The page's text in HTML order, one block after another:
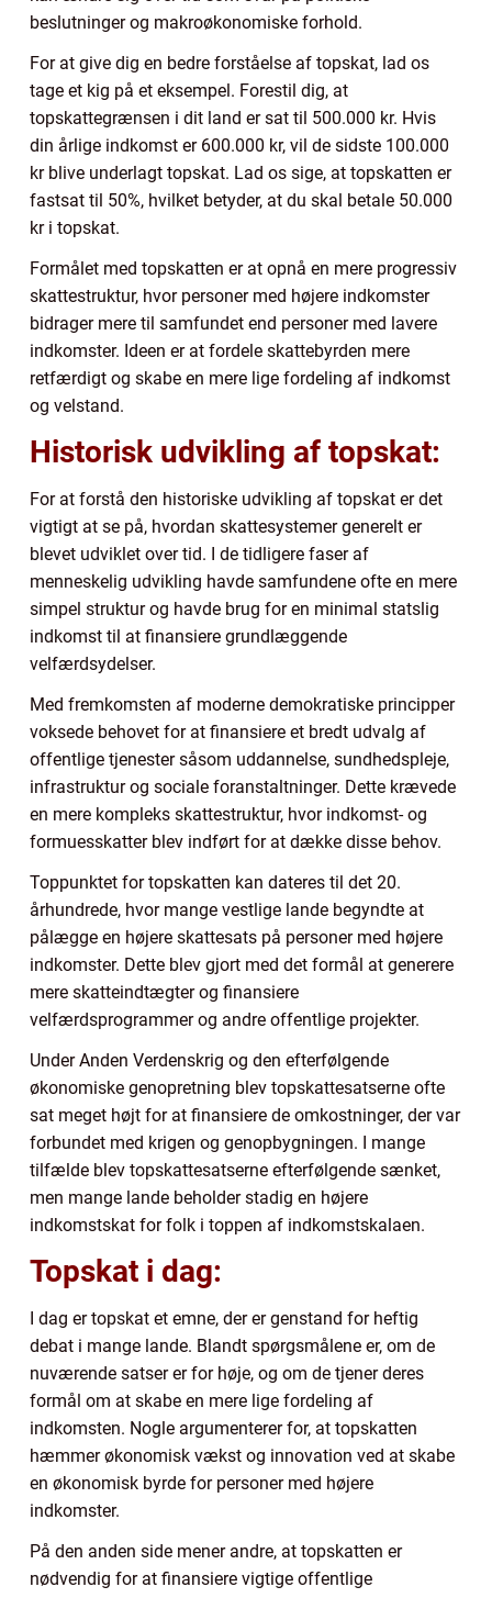
beslutninger og makroøkonomiske forhold.
For at give dig en bedre forståelse af topskat, lad os
tage et kig på et eksempel. Forestil dig, at
topskattegrænsen i dit land er sat til 500.000 kr. Hvis
din årlige indkomst er 600.000 kr, vil de sidste 100.000
kr blive underlagt topskat. Lad os sige, at topskatten er
fastsat til 50%, hvilket betyder, at du skal betale 50.000
kr i topskat.
Formålet med topskatten er at opnå en mere progressiv
skattestruktur, hvor personer med højere indkomster
bidrager mere til samfundet end personer med lavere
indkomster. Ideen er at fordele skattebyrden mere
retfærdigt og skabe en mere lige fordeling af indkomst
og velstand.
Historisk udvikling af topskat:
For at forstå den historiske udvikling af topskat er det
vigtigt at se på, hvordan skattesystemer generelt er
blevet udviklet over tid. I de tidligere faser af
menneskelig udvikling havde samfundene ofte en mere
simpel struktur og havde brug for en minimal statslig
indkomst til at finansiere grundlæggende
velfærdsydelser.
Med fremkomsten af moderne demokratiske principper
voksede behovet for at finansiere et bredt udvalg af
offentlige tjenester såsom uddannelse, sundhedspleje,
infrastruktur og sociale foranstaltninger. Dette krævede
en mere kompleks skattestruktur, hvor indkomst- og
formuesskatter blev indført for at dække disse behov.
Toppunktet for topskatten kan dateres til det 20.
århundrede, hvor mange vestlige lande begyndte at
pålægge en højere skattesats på personer med højere
indkomster. Dette blev gjort med det formål at generere
mere skatteindtægter og finansiere
velfærdsprogrammer og andre offentlige projekter.
Under Anden Verdenskrig og den efterfølgende
økonomiske genopretning blev topskattesatserne ofte
sat meget højt for at finansiere de omkostninger, der var
forbundet med krigen og genopbygningen. I mange
tilfælde blev topskattesatserne efterfølgende sænket,
men mange lande beholder stadig en højere
indkomstskat for folk i toppen af indkomstskalaen.
Topskat i dag:
I dag er topskat et emne, der er genstand for heftig
debat i mange lande. Blandt spørgsmålene er, om de
nuværende satser er for høje, og om de tjener deres
formål om at skabe en mere lige fordeling af
indkomsten. Nogle argumenterer for, at topskatten
hæmmer økonomisk vækst og innovation ved at skabe
en økonomisk byrde for personer med højere
indkomster.
På den anden side mener andre, at topskatten er
nødvendig for at finansiere vigtige offentlige